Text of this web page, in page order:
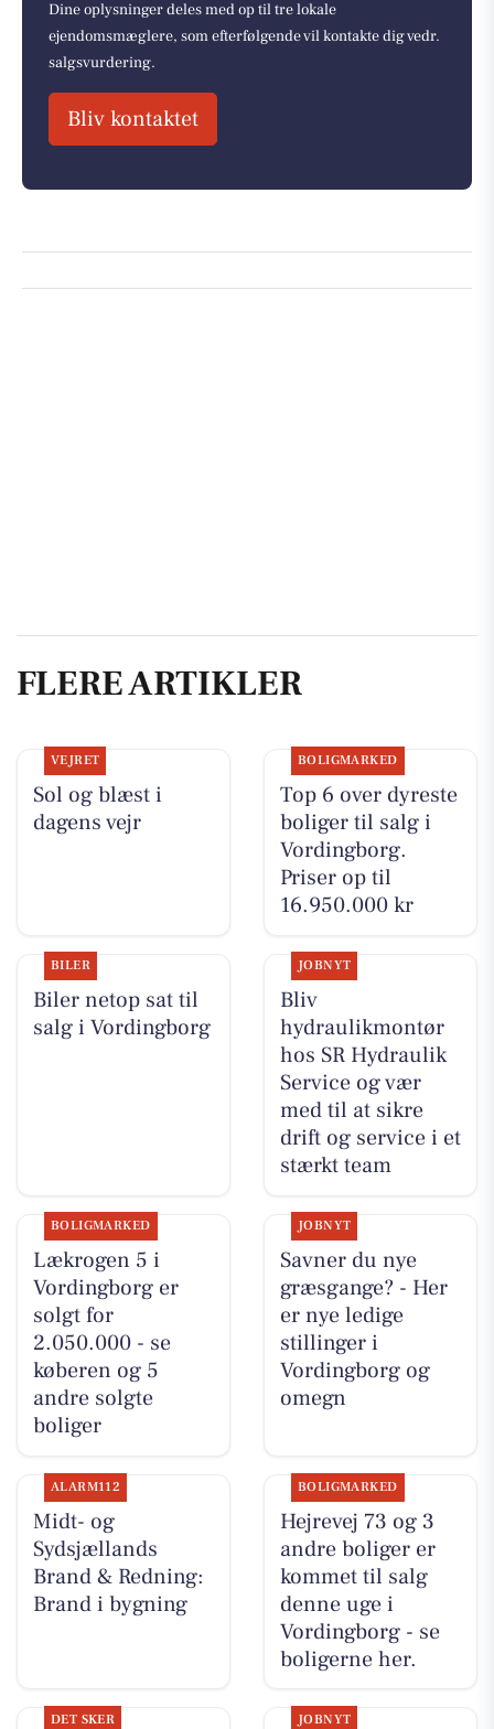
Dine oplysninger deles med op til tre lokale
ejendomsmæglere, som efterfølgende vil kontakte dig vedr.
salgsvurdering.
Bliv kontaktet
FLERE ARTIKLER
VEJRET
Sol og blæst i
dagens vejr
BOLIGMARKED
Top 6 over dyreste
boliger til salg i
Vordingborg.
Priser op til
16.950.000 kr
BILER
Biler netop sat til
salg i Vordingborg
JOBNYT
Bliv
hydraulikmontør
hos SR Hydraulik
Service og vær
med til at sikre
drift og service i et
stærkt team
BOLIGMARKED
Lækrogen 5 i
Vordingborg er
solgt for
2.050.000 - se
køberen og 5
andre solgte
boliger
JOBNYT
Savner du nye
græsgange? - Her
er nye ledige
stillinger i
Vordingborg og
omegn
ALARM112
Midt- og
Sydsjællands
Brand & Redning:
Brand i bygning
BOLIGMARKED
Hejrevej 73 og 3
andre boliger er
kommet til salg
denne uge i
Vordingborg - se
boligerne her.
DET SKER JOBNYT